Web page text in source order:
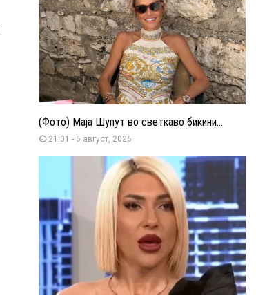
(Фото) Маја Шупут во светкаво бикини...
21:01 - 6 август, 2026